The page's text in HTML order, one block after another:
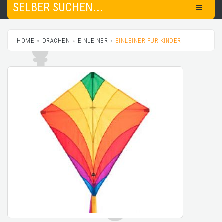
SELBER SUCHEN...
HOME DRACHEN EINLEINER EINLEINER FÜR KINDER